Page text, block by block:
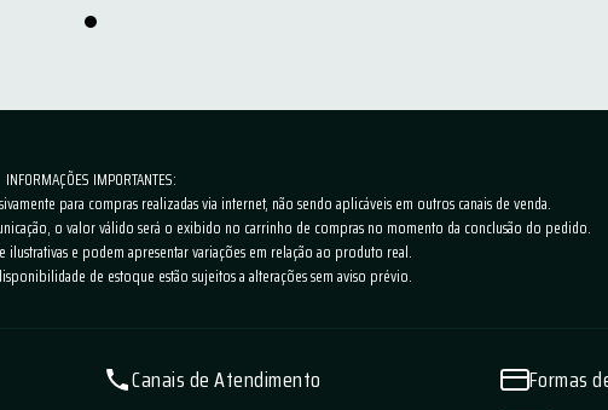
INFORMAÇÕES IMPORTANTES:
para compras realizadas via internet, não sendo aplicáveis em outros canais de venda.
o valor válido será o exibido no carrinho de compras no momento da conclusão do pedido.
ilustrativas e podem apresentar variações em relação ao produto real.
de estoque estão sujeitos a alterações sem aviso prévio.
Canais de Atendimento Formas